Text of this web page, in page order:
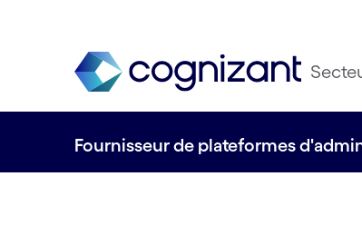
Fournisseur de plateformes